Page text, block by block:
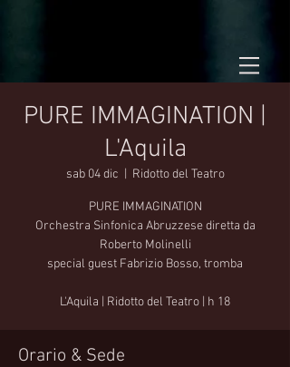
PURE IMMAGINATION |
L'Aquila
sab 04 dic Ridotto del Teatro
PURE IMMAGINATION
Orchestra Sinfonica Abruzzese diretta da
Roberto Molinelli
special guest Fabrizio Bosso, tromba
L'Aquila | Ridotto del Teatro | h 18
Orario & Sede